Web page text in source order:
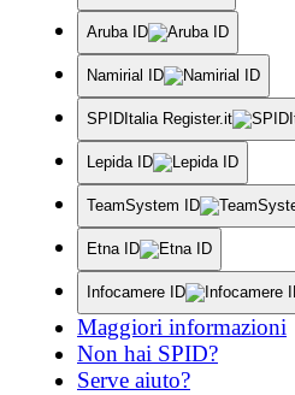
Aruba ID
Namirial ID
SPIDItalia Register.it
Lepida ID
TeamSystem ID
Etna ID
Infocamere ID
Maggiori informazioni
Non hai SPID?
Serve aiuto?